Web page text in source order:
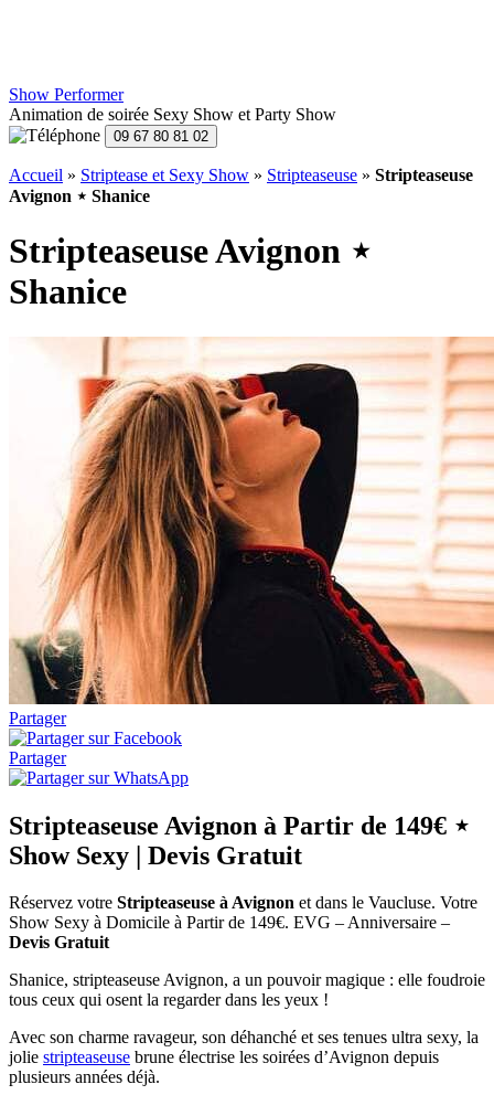
Show Performer
Animation de soirée Sexy Show et Party Show
Accueil » Striptease et Sexy Show » Stripteaseuse » Stripteaseuse
Avignon ⋆ Shanice
Stripteaseuse Avignon ⋆
Shanice
Partager
Partager
Stripteaseuse Avignon à Partir de 149€ ⋆
Show Sexy | Devis Gratuit
Réservez votre Stripteaseuse à Avignon et dans le Vaucluse. Votre
Show Sexy à Domicile à Partir de 149€. EVG – Anniversaire –
Devis Gratuit
Shanice, stripteaseuse Avignon, a un pouvoir magique : elle foudroie
tous ceux qui osent la regarder dans les yeux !
Avec son charme ravageur, son déhanché et ses tenues ultra sexy, la
jolie stripteaseuse brune électrise les soirées d’Avignon depuis
plusieurs années déjà.